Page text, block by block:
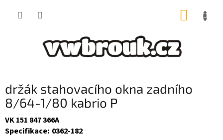
držák stahovacího okna zadního
8/64-1/80 kabrio P
VK 151 847 366A
Specifikace: 0362-182